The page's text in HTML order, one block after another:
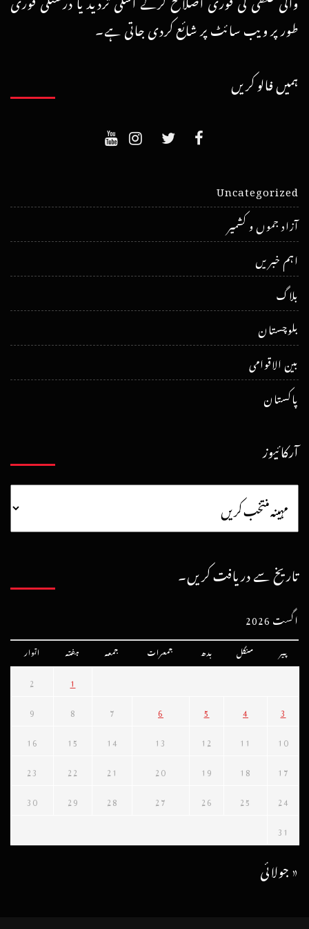
طور پر ویب سائٹ پر شائع کردی جاتی ہے۔
ہمیں فالو کریں
Uncategorized
آزاد جموں و کشمیر
اہم خبریں
بلاگ
بلوچستان
بین الاقوامی
پاکستان
آرکائیوز
تاریخ سے دریافت کریں۔
اگست 2026
پیر منگل بدھ جمعرات جمعہ ہفتہ اتوار
1
2
3
4
5
6
7
8
9
10
11
12
13
14
15
16
17
18
19
20
21
22
23
24
25
26
27
28
29
30
31
« جولائی